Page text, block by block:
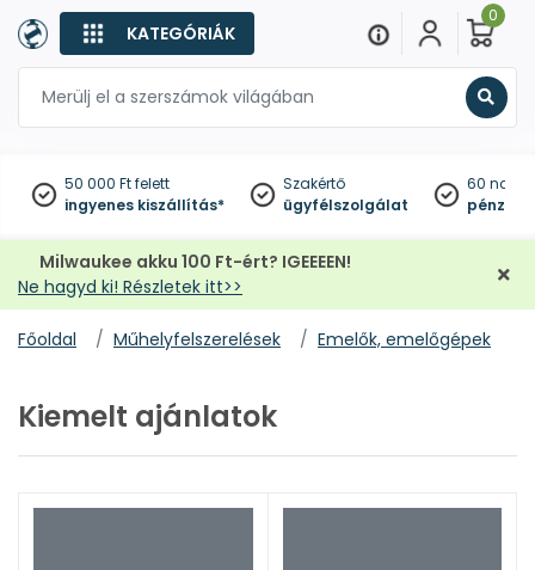
KATEGÓRIÁK
0
50 000 Ft felett
ingyenes kiszállítás*
Szakértő
ügyfélszolgálat
60
Milwaukee akku 100 Ft-ért? IGEEEEN!
Ne hagyd ki! Részletek itt>>
Főoldal Műhelyfelszerelések Emelők, emelőgépek
Kiemelt ajánlatok